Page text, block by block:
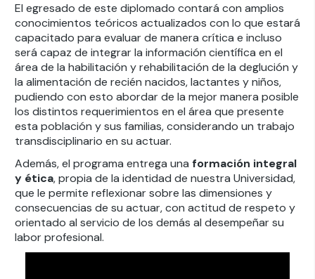
El egresado de este diplomado contará con amplios
conocimientos teóricos actualizados con lo que estará
capacitado para evaluar de manera crítica e incluso
será capaz de integrar la información científica en el
área de la habilitación y rehabilitación de la deglución y
la alimentación de recién nacidos, lactantes y niños,
pudiendo con esto abordar de la mejor manera posible
los distintos requerimientos en el área que presente
esta población y sus familias, considerando un trabajo
transdisciplinario en su actuar.
Además, el programa entrega una formación integral
y ética, propia de la identidad de nuestra Universidad,
que le permite reflexionar sobre las dimensiones y
consecuencias de su actuar, con actitud de respeto y
orientado al servicio de los demás al desempeñar su
labor profesional.